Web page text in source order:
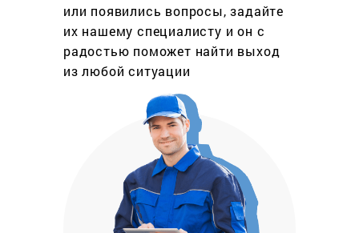
и потертостей (полировка), и настройка
программ, и многое другое, а в зависимости от
этого рассчитывается и стоимость данной
услуги. Сервисный центр «МастерБыт»
принимает заявки в любых районах Москвы
ежедневно, включая выходные и праздники, а
наши мастера стараются выехать на дом в день
обращения. Гарантия на ремонт варочных
панелей любого производителя до 1 года.
Что нужно сделать, чтобы заказать ремонт
варочных поверхностей на своей территории?
или появились вопросы, задайте
их нашему специалисту и он с
радостью поможет найти выход
из любой ситуации